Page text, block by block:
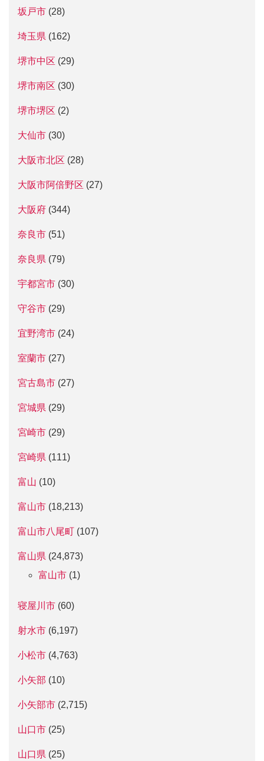
坂戸市 (28)
埼玉県 (162)
堺市中区 (29)
堺市南区 (30)
堺市堺区 (2)
大仙市 (30)
大阪市北区 (28)
大阪市阿倍野区 (27)
大阪府 (344)
奈良市 (51)
奈良県 (79)
宇都宮市 (30)
守谷市 (29)
宜野湾市 (24)
室蘭市 (27)
宮古島市 (27)
宮城県 (29)
宮崎市 (29)
宮崎県 (111)
富山 (10)
富山市 (18,213)
富山市八尾町 (107)
富山県 (24,873)
富山市 (1)
寝屋川市 (60)
射水市 (6,197)
小松市 (4,763)
小矢部 (10)
小矢部市 (2,715)
山口市 (25)
山口県 (25)